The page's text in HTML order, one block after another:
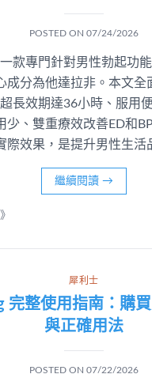
POSTED ON 07/24/2026
款專門針對男性勃起功
成分為他達拉非。本文全
長效期達36小時、服用
少、雙重療效改善ED和
際效果，是提升男性生活
繼續閱讀 →
》
犀利士
完整使用指南：購
與正確用法
POSTED ON 07/22/2026